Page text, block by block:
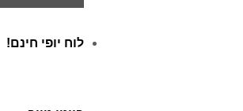
לוח יופי חינם!